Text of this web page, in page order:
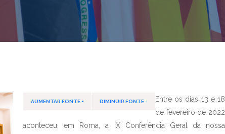
AUMENTAR FONTE + DIMINUIR FONTE -
Entre os dias 13 e 18
de fevereiro de 2022
aconteceu, em Roma, a IX Conferência Geral da nossa